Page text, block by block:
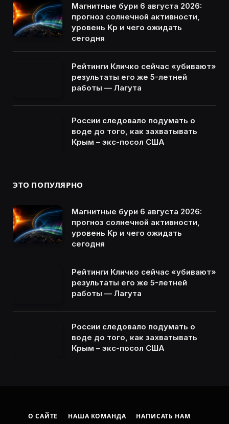
Магнитные бури 6 августа 2026:
прогноз солнечной активности,
уровень Kp и чего ожидать
сегодня
Рейтинги Кличко сейчас «убивают»
результаты его же 5-летней
работы — Лагута
России следовало подумать о
воде до того, как захватывать
Крым – экс-посол США
ЭТО ПОПУЛЯРНО
Магнитные бури 6 августа 2026:
прогноз солнечной активности,
уровень Kp и чего ожидать
сегодня
Рейтинги Кличко сейчас «убивают»
результаты его же 5-летней
работы — Лагута
России следовало подумать о
воде до того, как захватывать
Крым – экс-посол США
О САЙТЕ НАША КОМАНДА НАПИСАТЬ НАМ